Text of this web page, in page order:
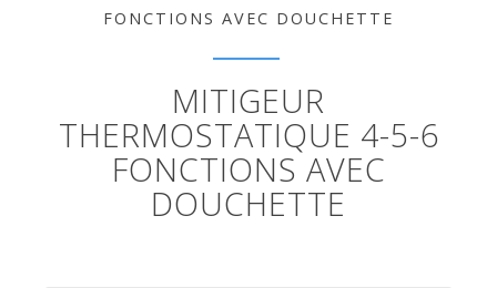
FONCTIONS AVEC DOUCHETTE
MITIGEUR
THERMOSTATIQUE 4-5-6
FONCTIONS AVEC
DOUCHETTE